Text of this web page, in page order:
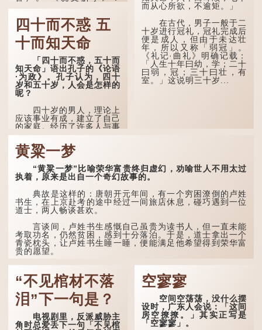
民间流传有一种说法，
人会将一些不欲为人所知的
记忆藏于颈后之处。如果忽
然吐真言，就好像被不明东
西（如鬼魂）在后脑拍了一
下，藏在脑中的秘密便脱口
而出。
因此...
四十而不惑 五
十而知天命
「四十而不惑，五十而
知天命」语出孔子的《论语
·为政》。孔子认为，四十
岁和五十岁，人会是怎样的
呢？
四十岁的男人，理论上
应该事业有成，建立了自己
的家庭。经历了许多人与事
之后，对事物有了自己的判
断能力，不会轻易为表象所
迷惑。
孔子在《论语·子罕》
也说：「知者不惑，仁者不
忧，勇者不惧。」「知」与
智慧的「智」相通，四十岁
的男人应已累积足够智慧，
不再对自己的人生感到困
惑、忧虑与恐惧。
到了五十岁，...
而从心所欲，不逾矩。」
在古代，男子一般于二
十岁进行冠礼，冠礼完成后
便是成人，但由于未达壮
年，所以又称「弱冠」。
《礼记·曲礼》明确记载：
「人生十年曰幼，学；二十
曰弱，冠；三十曰壮，有
室。」这说明三十岁...
黄粱一梦
“黄粱一梦”比喻荣华富贵终归虚幻，劝喻世人不用太过
执着，原来是出自一个奇幻故事的。
典故是这样的：唐朝开元年间，有一个穷困潦倒的卢姓
书生，在上京赴考的途中经过一间旅店休息，碰巧遇到一位
道士，两人畅谈甚欢。
言谈间，卢姓书生感慨自己虽贵为读书人，但一直未能
考取功名，仍然贫困，感到十分落泊。于是，道士拿出一个
青瓷枕头，让卢姓书生睡一睡，便能满足他希望得到荣华富
贵的愿望。
这时，...
“不见棺材不落
泪”下一句是？
电视剧里，反派威胁主
角时总爱丢下一句「不见棺
空寥寥
空间空荡荡，没什么摆
设时，广东人会说：「这间
房空撩撩。」其实正写是
「空寥寥」。